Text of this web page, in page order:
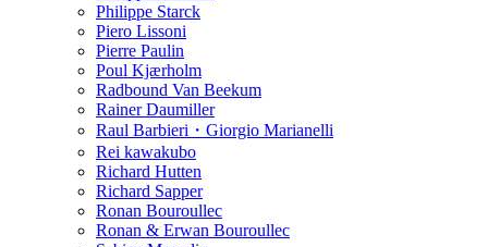
Philippe Starck
Piero Lissoni
Pierre Paulin
Poul Kjærholm
Radbound Van Beekum
Rainer Daumiller
Raul Barbieri・Giorgio Marianelli
Rei kawakubo
Richard Hutten
Richard Sapper
Ronan Bouroullec
Ronan & Erwan Bouroullec